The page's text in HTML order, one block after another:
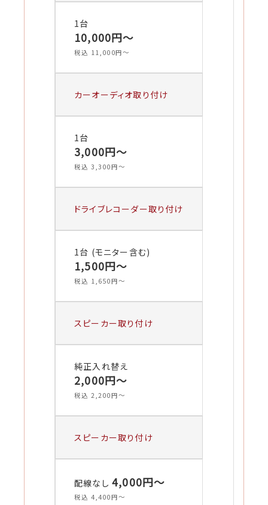
1台
10,000円〜
税込 11,000円〜
カーオーディオ取り付け
1台
3,000円〜
税込 3,300円〜
ドライブレコーダー取り付け
1台 (モニター含む)
1,500円〜
税込 1,650円〜
スピーカー取り付け
純正入れ替え
2,000円〜
税込 2,200円〜
スピーカー取り付け
配線なし 4,000円〜
税込 4,400円〜